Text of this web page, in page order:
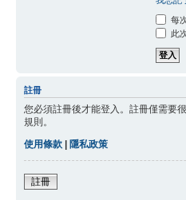
每
此
註冊
您必須註冊後才能登入。註冊僅需要
規則。
使用條款 | 隱私政策
註冊